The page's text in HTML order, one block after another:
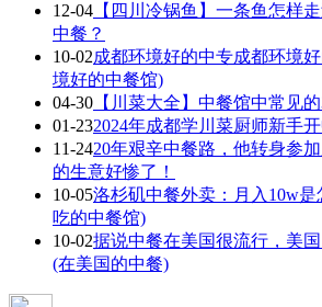
12-04 【四川冷锅鱼】一条鱼怎样
中餐？
10-02成都环境好的中专成都环境
境好的中餐馆)
04-30 【川菜大全】中餐馆中常见
01-232024年成都学川菜厨师新手
11-2420年艰辛中餐路，他转身参
的生意好惨了！
10-05洛杉矶中餐外卖：月入10w
吃的中餐馆)
10-02据说中餐在美国很流行，美
(在美国的中餐)